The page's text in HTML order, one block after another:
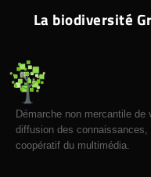
La biodiversité
Démarche non mercantile
diffusion des
coopératif du multimédia.